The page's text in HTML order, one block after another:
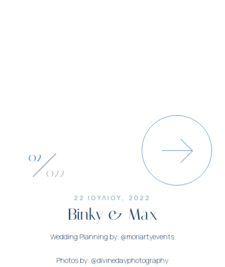
03
022
22 ΙΟΥΛΙΟΥ, 2022
Binky & Max
Wedding Planning by: @moriartyevents
Photos by: @divinedayphotography